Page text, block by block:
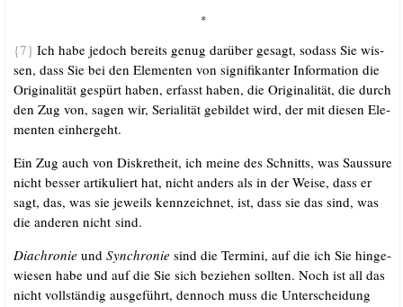
*
{7} Ich habe jedoch bereits genug dar­über gesagt, sodass Sie wis­
sen, dass Sie bei den Ele­men­ten von signi­fi­kan­ter Infor­ma­ti­on die
Ori­gi­na­li­tät gespürt haben, erfasst haben, die Ori­gi­na­li­tät, die durch
den Zug von, sagen wir, Seria­li­tät gebil­det wird, der mit die­sen Ele­
men­ten einhergeht.
Ein Zug auch von Dis­kret­heit, ich mei­ne des Schnitts, was Sauss­u­re
nicht bes­ser arti­ku­liert hat, nicht anders als in der Wei­se, dass er
sagt, das, was sie jeweils kenn­zeich­net, ist, dass sie das sind, was
die ande­ren nicht sind.
Dia­chro­nie und Syn­chro­nie sind die Ter­mi­ni, auf die ich Sie hin­ge­
wie­sen habe und auf die Sie sich bezie­hen soll­ten. Noch ist all das
nicht voll­stän­dig aus­ge­führt, den­noch muss die Unter­schei­dung